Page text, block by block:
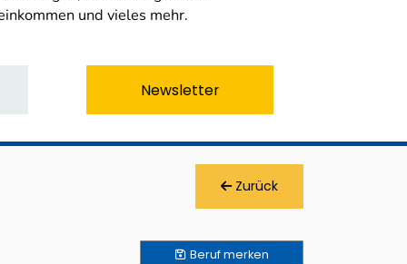
und vieles mehr.
Newsletter
Zurück
Berufmerken